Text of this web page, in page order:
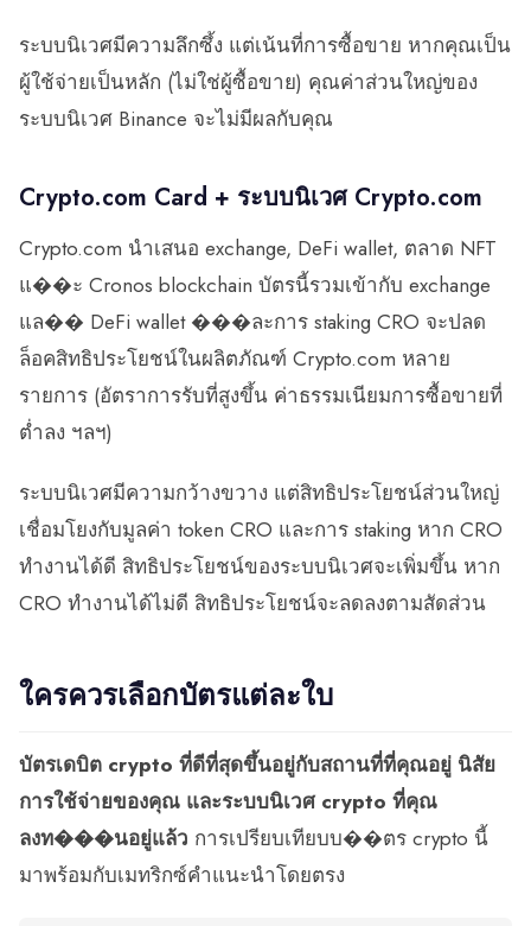
ระบบนิเวศมีความลึกซึ้ง แต่เน้นที่การซื้อขาย หากคุณเป็น
ผู้ใช้จ่ายเป็นหลัก (ไม่ใช่ผู้ซื้อขาย) คุณค่าส่วนใหญ่ของ
ระบบนิเวศ Binance จะไม่มีผลกับคุณ
Crypto.com Card + ระบบนิเวศ Crypto.com
Crypto.com นำเสนอ exchange, DeFi wallet, ตลาด NFT
แ��ะ Cronos blockchain บัตรนี้รวมเข้ากับ exchange
แล�� DeFi wallet ���ละการ staking CRO จะปลด
ล็อคสิทธิประโยชน์ในผลิตภัณฑ์ Crypto.com หลาย
รายการ (อัตราการรับที่สูงขึ้น ค่าธรรมเนียมการซื้อขายที่
ต่ำลง ฯลฯ)
ระบบนิเวศมีความกว้างขวาง แต่สิทธิประโยชน์ส่วนใหญ่
เชื่อมโยงกับมูลค่า token CRO และการ staking หาก CRO
ทำงานได้ดี สิทธิประโยชน์ของระบบนิเวศจะเพิ่มขึ้น หาก
CRO ทำงานได้ไม่ดี สิทธิประโยชน์จะลดลงตามสัดส่วน
ใครควรเลือกบัตรแต่ละใบ
บัตรเดบิต crypto ที่ดีที่สุดขึ้นอยู่กับสถานที่ที่คุณอยู่ นิสัย
การใช้จ่ายของคุณ และระบบนิเวศ crypto ที่คุณ
ลงท���นอยู่แล้ว การเปรียบเทียบบ��ตร crypto นี้
มาพร้อมกับเมทริกซ์คำแนะนำโดยตรง